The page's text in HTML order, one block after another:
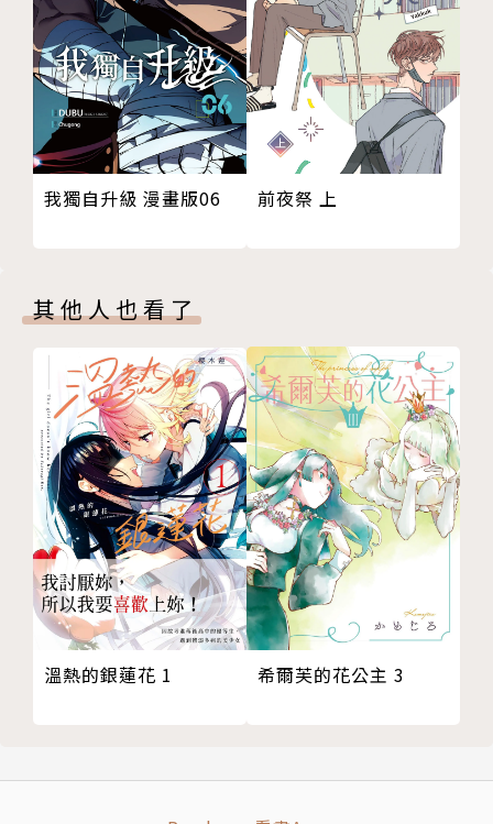
我獨自升級 漫畫版06 前夜祭 上
其他人也看了
溫熱的銀蓮花 1 希爾芙的花公主 3